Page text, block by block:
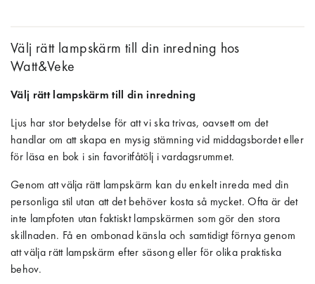
Välj rätt lampskärm till din inredning hos
Watt&Veke
Välj rätt lampskärm till din inredning
Ljus har stor betydelse för att vi ska trivas, oavsett om det
handlar om att skapa en mysig stämning vid middagsbordet eller
för läsa en bok i sin favoritfåtölj i vardagsrummet.
Genom att välja rätt lampskärm kan du enkelt inreda med din
personliga stil utan att det behöver kosta så mycket. Ofta är det
inte lampfoten utan faktiskt lampskärmen som gör den stora
skillnaden. Få en ombonad känsla och samtidigt förnya genom
att välja rätt lampskärm efter säsong eller för olika praktiska
behov.